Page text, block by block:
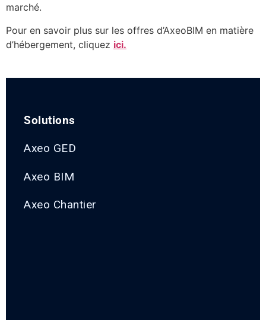
marché.
Pour en savoir plus sur les offres d’AxeoBIM en matière
d’hébergement, cliquez ici.
Solutions
Axeo GED
Axeo BIM
Axeo Chantier